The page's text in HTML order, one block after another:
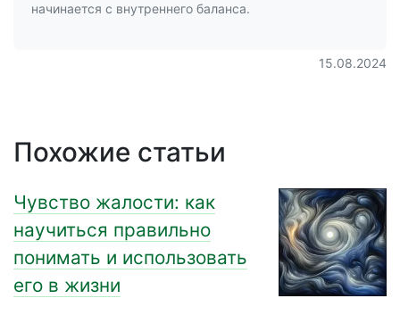
начинается с внутреннего баланса.
15.08.2024
Похожие статьи
Чувство жалости: как
научиться правильно
понимать и использовать
его в жизни